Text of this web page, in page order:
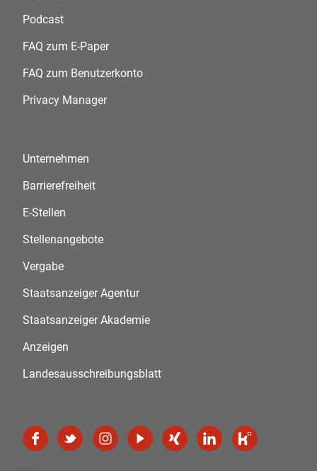
Podcast
FAQ zum E-Paper
FAQ zum Benutzerkonto
Privacy Manager
Unternehmen
Barrierefreiheit
E-Stellen
Stellenangebote
Vergabe
Staatsanzeiger Agentur
Staatsanzeiger Akademie
Anzeigen
Landesausschreibungsblatt